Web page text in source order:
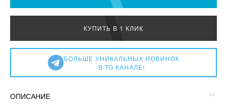
КУПИТЬ В 1 КЛИК
БОЛЬШЕ УНИКАЛЬНЫХ НОВИНОК
В TG КАНАЛЕ!
ОПИСАНИЕ